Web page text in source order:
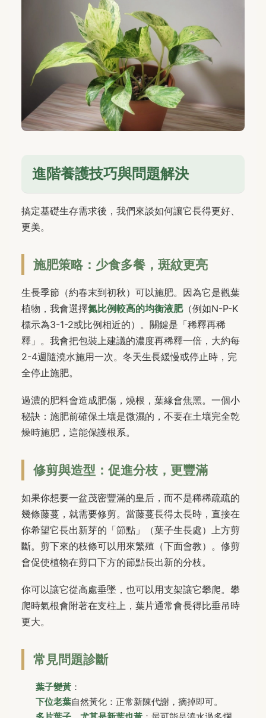
進階養護技巧與問題解決
搞定基礎生存需求後，我們來談如何讓它長得更好、
更美。
施肥策略：少食多餐，斑紋更亮
生長季節（約春末到初秋）可以施肥。因為它是觀葉
植物，我會選擇氮比例較高的均衡液肥（例如N-P-K
標示為3-1-2或比例相近的）。關鍵是「稀釋再稀
釋」。我會把包裝上建議的濃度再稀釋一倍，大約每
2-4週隨澆水施用一次。冬天生長緩慢或停止時，完
全停止施肥。
過濃的肥料會造成肥傷，燒根，葉緣會焦黑。一個小
秘訣：施肥前確保土壤是微濕的，不要在土壤完全乾
燥時施肥，這能保護根系。
修剪與造型：促進分枝，更豐滿
如果你想要一盆茂密豐滿的皇后，而不是稀稀疏疏的
幾條藤蔓，就需要修剪。當藤蔓長得太長時，直接在
你希望它長出新芽的「節點」（葉子生長處）上方剪
斷。剪下來的枝條可以用來繁殖（下面會教）。修剪
會促使植物在剪口下方的節點長出新的分枝。
你可以讓它從高處垂墜，也可以用支架讓它攀爬。攀
爬時氣根會附著在支柱上，葉片通常會長得比垂吊時
更大。
常見問題診斷
葉子變黃 ：
下位老葉自然黃化：正常新陳代謝，摘掉即可。